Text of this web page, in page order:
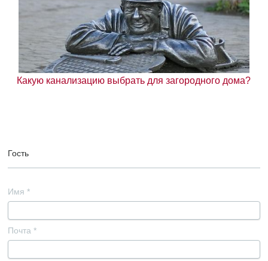
Какую канализацию выбрать для загородного дома?
Гость
Имя *
Почта *